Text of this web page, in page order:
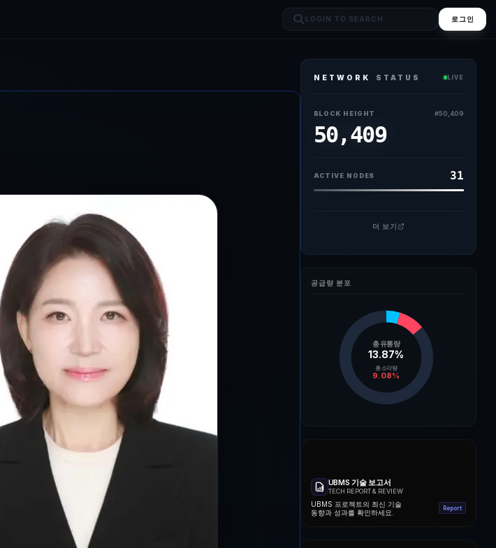
로그인
ⓒ 뉴스1 이성덕 기자 대구 달성군 국회의원 보궐선거에 출마한 박형룡 더불어민주당 후보가 21일
NETWORK STATUS LIVE
BLOCK HEIGHT #50,409
50,409
ACTIVE NODES 31
더 보기
공급량 분포
총 유통량
13.87%
총 소각량
9.08%
UBMS 기술 보고서
TECH REPORT & REVIEW
UBMS 프로젝트의 최신 기술
동향과 성과를 확인하세요.
Report